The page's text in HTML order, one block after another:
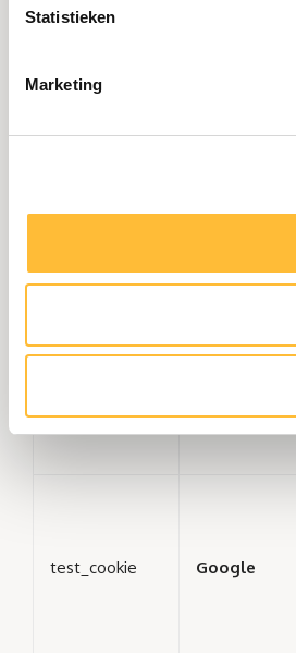
Statistieken
Marketing
test_cookie Google